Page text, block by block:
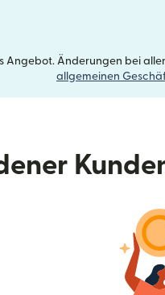
Angebot. Änderungen bei
allgemeinen